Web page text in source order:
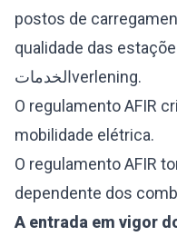
postos de
qualidade das
الخدماتverlening.
O regulamento AFIR
mobilidade elétrica.
O regulamento AFIR
dependente dos
A entrada em vigor